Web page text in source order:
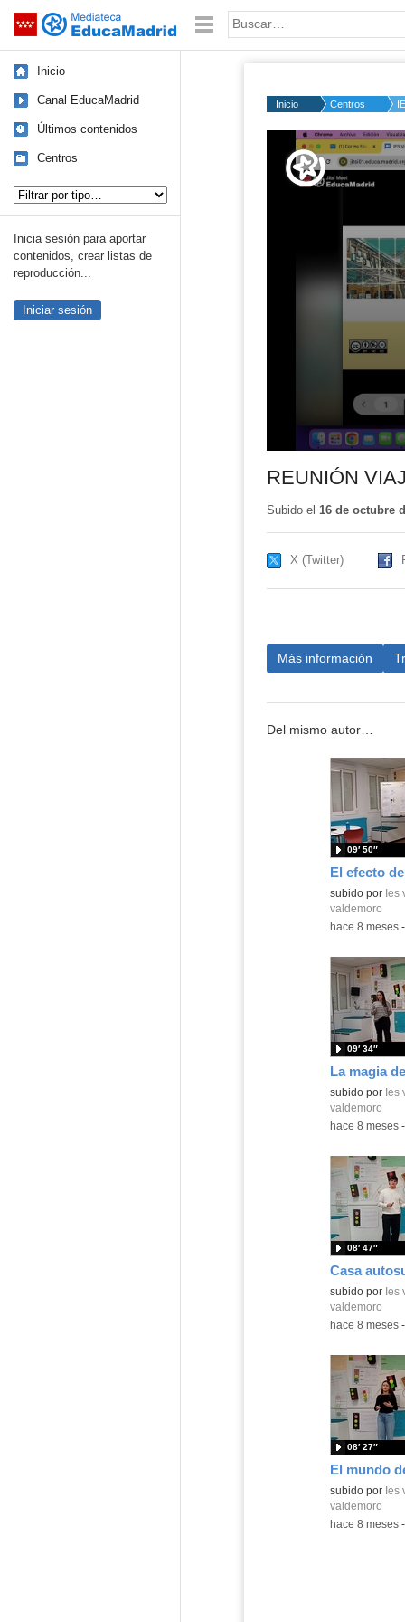
Saltar navegación Palabra o frase:
Inicio
Canal EducaMadrid
Últimos contenidos
Centros
Inicia sesión para aportar
contenidos, crear listas de
reproducción...
Iniciar sesión
Inicio Centros
Volume
50%
REUNIÓN
Subido el 16 de octubre
X (Twitter)
Más información
Del mismo autor…
El efecto
Contenido
subido por Ies
valdemoro
09′ 50″
-hace 8 meses-
Contenido
subido por Ies
valdemoro
09′ 34″
-hace 8 meses-
Casa
Contenido
subido por Ies
valdemoro
08′ 47″
-hace 8 meses-
El mundo
Contenido
subido por Ies
valdemoro
08′ 27″
-hace 8 meses-